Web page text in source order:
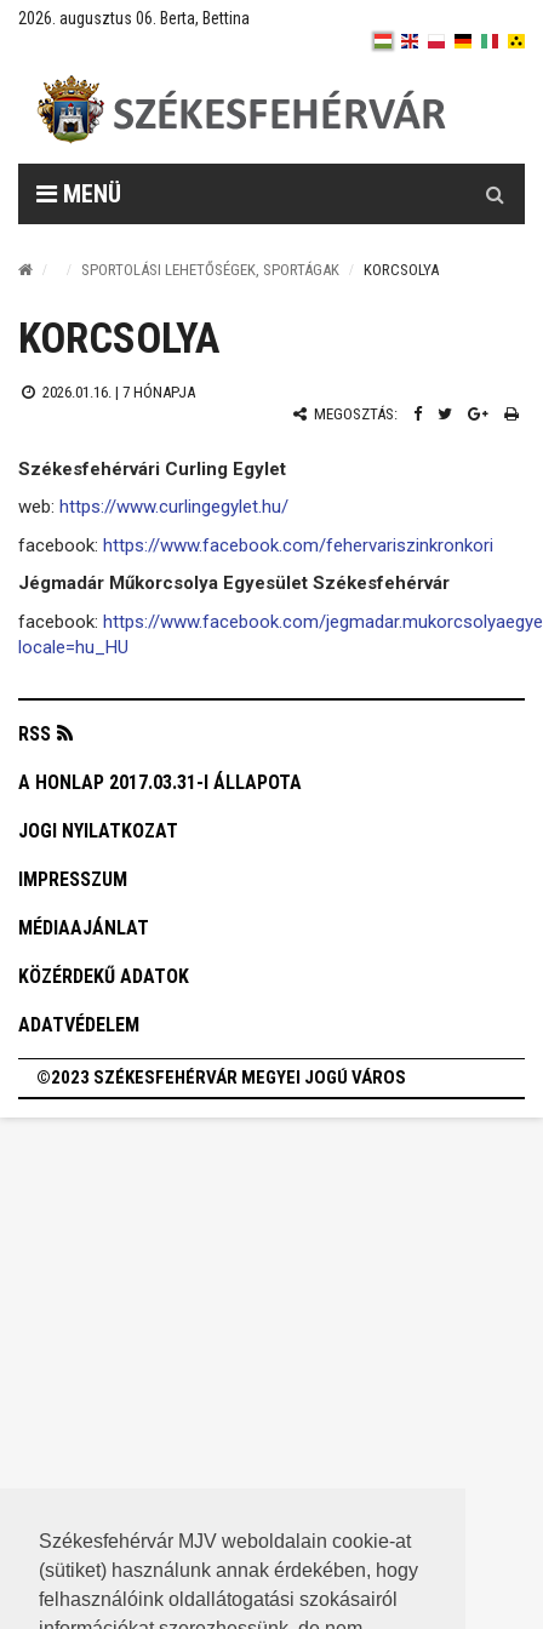
Székesfehérvár MJV weboldalain cookie-at
(sütiket) használunk annak érdekében, hogy
felhasználóink oldallátogatási szokásairól
2026. augusztus 06. Berta, Bettina
MENÜ
SPORTOLÁSI LEHETŐSÉGEK, SPORTÁGAK KORCSOLYA
KORCSOLYA
2026.01.16. | 7 HÓNAPJA
MEGOSZTÁS:
Székesfehérvári Curling Egylet
web: https://www.curlingegylet.hu/
facebook: https://www.facebook.com/fehervariszinkronkori
Jégmadár Műkorcsolya Egyesület Székesfehérvár
facebook: https://www.facebook.com/
locale=hu_HU
RSS
A HONLAP 2017.03.31-I ÁLLAPOTA
JOGI NYILATKOZAT
IMPRESSZUM
MÉDIAAJÁNLAT
KÖZÉRDEKŰ ADATOK
ADATVÉDELEM
©2023 SZÉKESFEHÉRVÁR MEGYEI JOGÚ VÁROS